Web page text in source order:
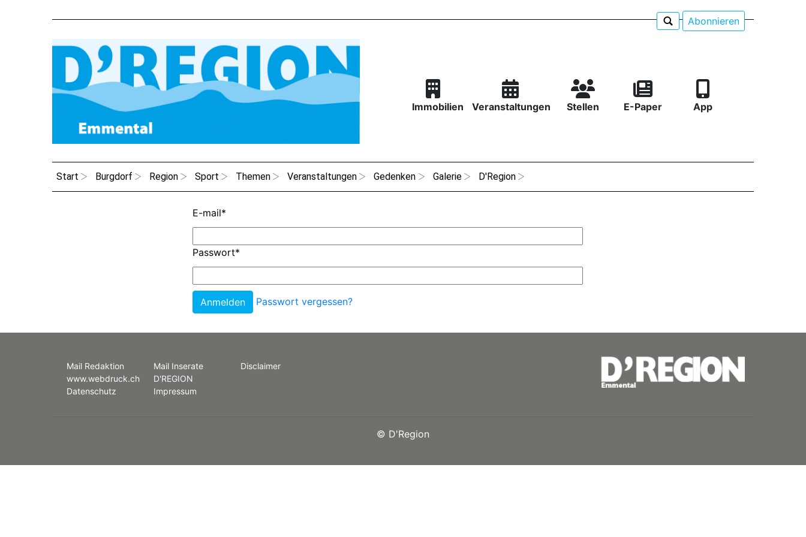
Abonnieren
Immobilien Veranstaltungen Stellen E-Paper App
Start Burgdorf Region Sport Themen Veranstaltungen Gedenken Galerie D'Region
E-mail*
Passwort*
Passwort vergessen?
Mail Redaktion
www.webdruck.ch
Datenschutz
Mail Inserate
D'REGION
Impressum
Disclaimer
© D'Region